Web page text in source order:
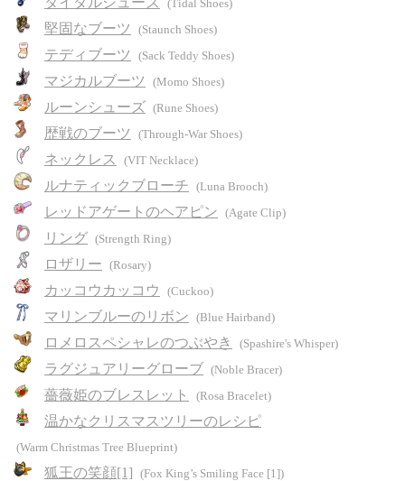
(Tidal Shoes)
堅固なブーツ (Staunch Shoes)
テディブーツ (Sack Teddy Shoes)
マジカルブーツ (Momo Shoes)
ルーンシューズ (Rune Shoes)
歴戦のブーツ (Through-War Shoes)
ネックレス (VIT Necklace)
ルナティックブローチ (Luna Brooch)
レッドアゲートのヘアピン (Agate Clip)
リング (Strength Ring)
ロザリー (Rosary)
カッコウカッコウ (Cuckoo)
マリンブルーのリボン (Blue Hairband)
ロメロスペシャレのつぶやき (Spashire's Whisper)
ラグジュアリーグローブ (Noble Bracer)
薔薇姫のブレスレット (Rosa Bracelet)
温かなクリスマスツリーのレシピ
(Warm Christmas Tree Blueprint)
狐王の笑顔[1] (Fox King’s Smiling Face [1])